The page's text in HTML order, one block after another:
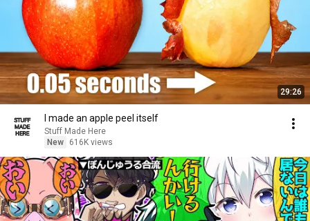
29:26
I made an apple peel itself
Stuff Made Here
New
616K views